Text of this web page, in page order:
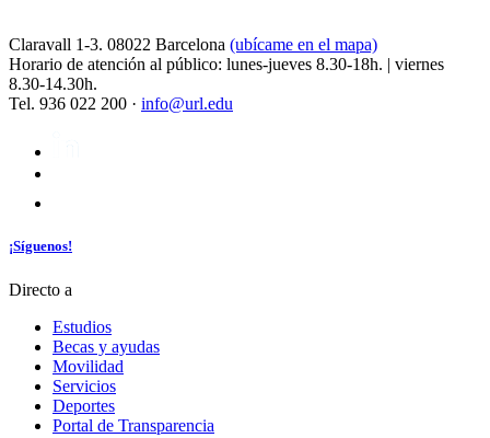
Claravall 1-3. 08022 Barcelona (ubícame en el mapa)
Horario de atención al público: lunes-jueves 8.30-18h. | viernes
8.30-14.30h.
Tel. 936 022 200 · info@url.edu
¡Síguenos!
Directo a
Estudios
Becas y ayudas
Movilidad
Servicios
Deportes
Portal de Transparencia